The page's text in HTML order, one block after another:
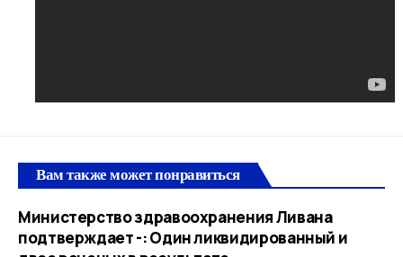
Вам также может понравиться
Министерство здравоохранения Ливана
подтверждает -: Один ликвидированный и